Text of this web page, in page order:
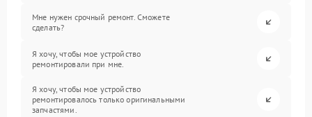
Мне нужен срочный ремонт. Сможете
сделать?
Я хочу, чтобы мое устройство
ремонтировали при мне.
Я хочу, чтобы мое устройство
ремонтировалось только оригинальными
запчастями.